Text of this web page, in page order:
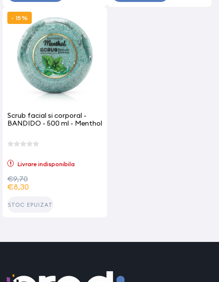
- 15%
Scrub facial si corporal -
BANDIDO - 500 ml - Menthol
Livrare indisponibila
€9,70
€8,30
STOC EPUIZAT